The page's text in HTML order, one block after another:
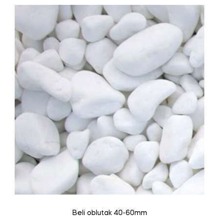
Beli oblutak 40-60mm